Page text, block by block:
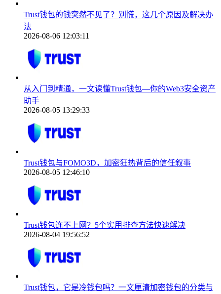
Trust钱包的钱突然不见了？别慌，这几个原因及解决办
法
2026-08-06 12:03:11
从入门到精通，一文读懂Trust钱包—你的Web3安全资产
助手
2026-08-05 13:29:33
Trust钱包与FOMO3D，加密狂热背后的信任叙事
2026-08-05 12:46:10
Trust钱包连不上网？5个实用排查方法快速解决
2026-08-04 19:56:52
Trust钱包，它是冷钱包吗？一文厘清加密钱包的分类与